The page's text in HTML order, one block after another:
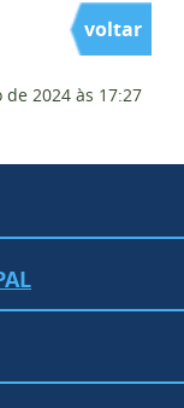
voltar
de 2024 às 17:27